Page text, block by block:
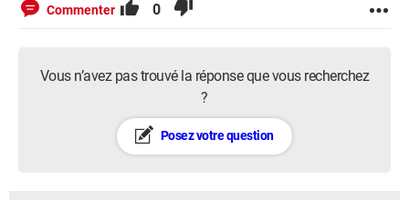
Commenter 0
Vous n’avez pas trouvé la réponse que vous recherchez
?
Posez votre question